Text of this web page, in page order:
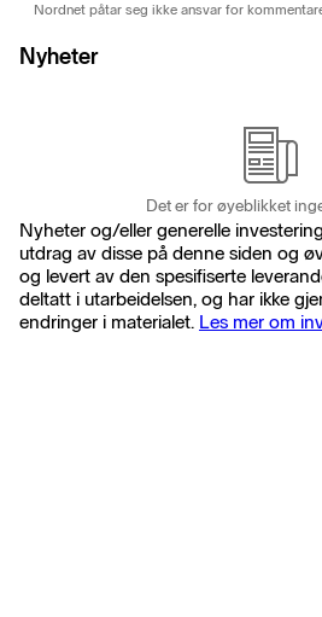
Nordnet påtar seg ikke ansvar for
Nyheter
Det er for øyeblikket
Nyheter og/eller generelle
utdrag av disse på denne siden og
og levert av den spesifiserte
deltatt i utarbeidelsen, og har ikke
endringer i materialet. Les mer om